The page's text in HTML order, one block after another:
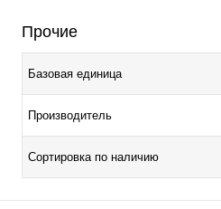
Прочие
Базовая единица
Производитель
Сортировка по наличию